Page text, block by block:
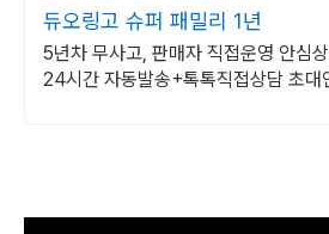
듀오링고 슈퍼 패밀리 1년
5년차 무사고, 판매자 직접운영 안심
24시간 자동발송+톡톡직접상담 초대